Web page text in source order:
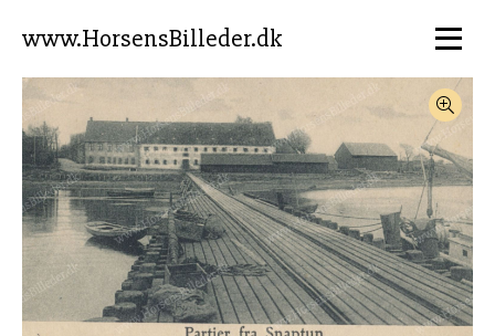
www.HorsensBilleder.dk